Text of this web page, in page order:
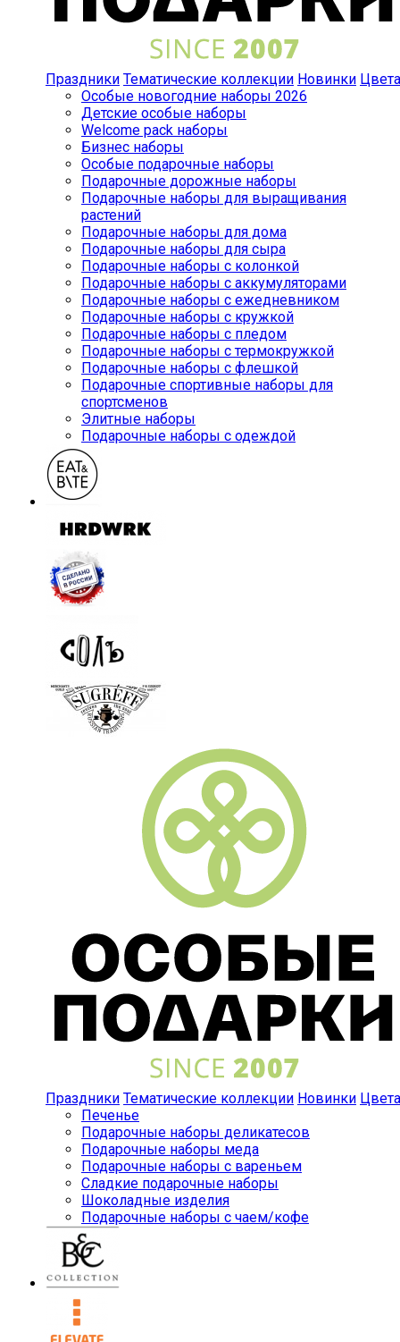
Праздники Тематические коллекции Новинки Цвета
Особые новогодние наборы 2026
Детские особые наборы
Welcome pack наборы
Бизнес наборы
Особые подарочные наборы
Подарочные дорожные наборы
Подарочные наборы для выращивания
растений
Подарочные наборы для дома
Подарочные наборы для сыра
Подарочные наборы с колонкой
Подарочные наборы с аккумуляторами
Подарочные наборы с ежедневником
Подарочные наборы с кружкой
Подарочные наборы с пледом
Подарочные наборы с термокружкой
Подарочные наборы с флешкой
Подарочные спортивные наборы для
спортсменов
Элитные наборы
Подарочные наборы с одеждой
Праздники Тематические коллекции Новинки Цвета
Печенье
Подарочные наборы деликатесов
Подарочные наборы меда
Подарочные наборы с вареньем
Сладкие подарочные наборы
Шоколадные изделия
Подарочные наборы с чаем/кофе